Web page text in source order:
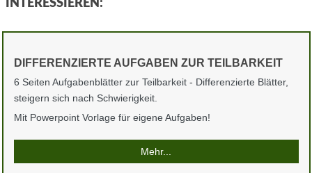
INTERESSIEREN:
DIFFERENZIERTE AUFGABEN ZUR TEILBARKEIT
6 Seiten Aufgabenblätter zur Teilbarkeit - Differenzierte Blätter,
steigern sich nach Schwierigkeit.
Mit Powerpoint Vorlage für eigene Aufgaben!
Mehr...